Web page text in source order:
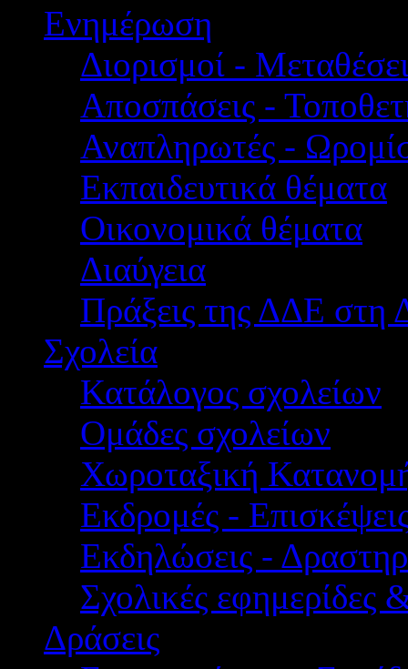
Ενημέρωση
Διορισμοί -
Αποσπάσεις -
Αναπληρωτές -
Εκπαιδευτικά θέματα
Οικονομικά θέματα
Διαύγεια
Πράξεις της ΔΔΕ στη
Σχολεία
Κατάλογος σχολείων
Ομάδες σχολείων
Χωροταξική
Εκδρομές -
Εκδηλώσεις -
Σχολικές εφημερίδες
Δράσεις